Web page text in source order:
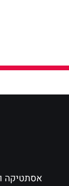
אסתטיקה